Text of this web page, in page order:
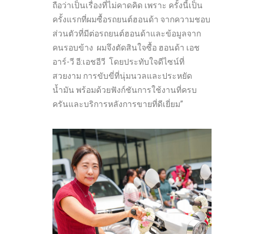
ถือว่าเป็นเรื่องที่ไม่คาดคิด เพราะ ครั้งนี้เป็น
ครั้งแรกที่ผมซื้อรถยนต์ฮอนด้า จากความชอบ
ส่วนตัวที่มีต่อรถยนต์ฮอนด้าและข้อมูลจาก
คนรอบข้าง ผมจึงตัดสินใจซื้อ ฮอนด้า เอช
อาร์-วี อี:เอชอีวี โดยประทับใจดีไซน์ที่
สวยงาม การขับขี่ที่นุ่มนวลและประหยัด
น้ำมัน พร้อมด้วยฟังก์ชันการใช้งานที่ครบ
ครันและบริการหลังการขายที่ดีเยี่ยม”